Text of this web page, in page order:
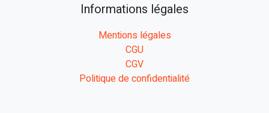
Informations légales
Mentions légales
CGU
CGV
Politique de confidentialité